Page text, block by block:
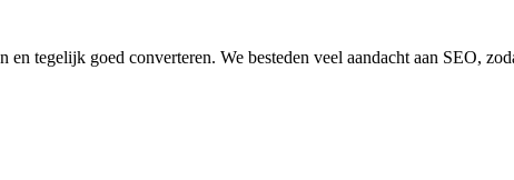
tegelijk goed converteren. We besteden veel aandacht aan SEO,